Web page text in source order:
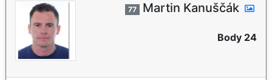
77 Martin Kanuščák
Body 24